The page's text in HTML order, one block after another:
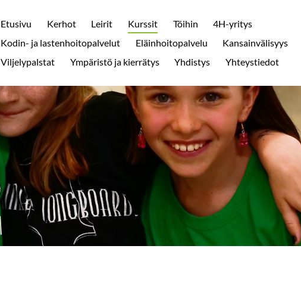
Etusivu Kerhot Leirit Kurssit Töihin
4H-yritys
Kodin- ja lastenhoitopalvelut
Eläinhoitopalvelu Kansainvälisyys
Viljelypalstat
Ympäristö ja kierrätys Yhdistys Yhteystiedot